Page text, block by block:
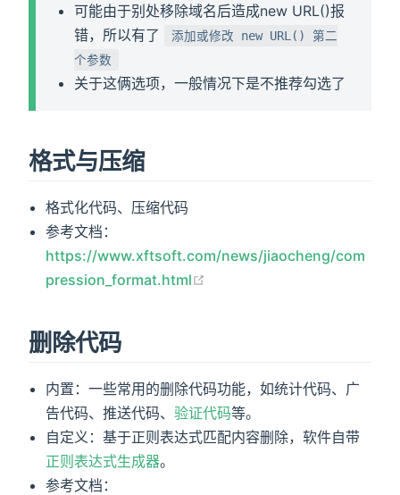
可能由于别处移除域名后造成new URL()报
错，所以有了
添加或修改 new URL() 第二
个参数
关于这俩选项，一般情况下是不推荐勾选了
格式与压缩
格式化代码、压缩代码
参考文档：
https://www.xftsoft.com/news/jiaocheng/com
pression_format.html
删除代码
内置：一些常用的删除代码功能，如统计代码、广
告代码、推送代码、验证代码等。
自定义：基于正则表达式匹配内容删除，软件自带
正则表达式生成器。
参考文档：